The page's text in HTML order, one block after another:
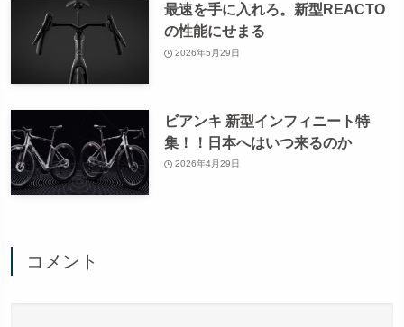
最速を手に入れろ。新型REACTO
の性能にせまる
2026年5月29日
ビアンキ 新型インフィニート特
集！！日本へはいつ来るのか
2026年4月29日
コメント